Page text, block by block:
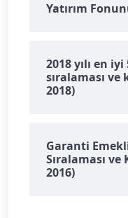
Yatırım
2018 yılı en
sıralaması ve
2018)
Garanti
Sıralaması ve
2016)